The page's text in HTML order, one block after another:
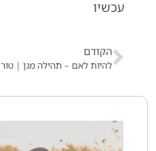
עכשיו
הקודם
להיות לאם – תהילה מגן | טור 7